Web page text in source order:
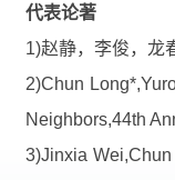
代表论著
1)赵静，李俊，龙
2)Chun
Neighbors,44th
3)Jinxia